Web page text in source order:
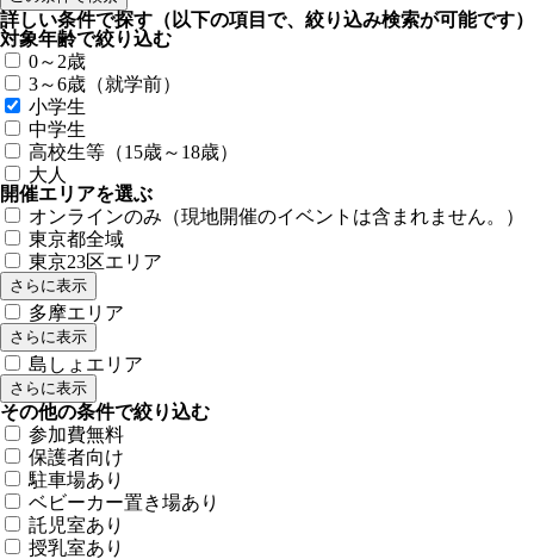
詳しい条件で探す （以下の項目で、絞り込み検索が可能です）
対象年齢で絞り込む
0～2歳
3～6歳（就学前）
小学生
中学生
高校生等（15歳～18歳）
大人
開催エリアを選ぶ
オンラインのみ（現地開催のイベントは含まれません。）
東京都全域
東京23区エリア
さらに表示
多摩エリア
さらに表示
島しょエリア
さらに表示
その他の条件で絞り込む
参加費無料
保護者向け
駐車場あり
ベビーカー置き場あり
託児室あり
授乳室あり